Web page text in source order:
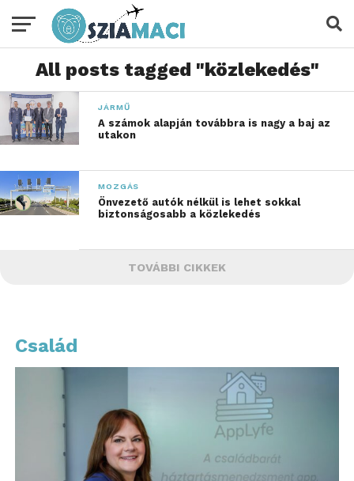
All posts tagged "közlekedés"
JÁRMŰ
A számok alapján továbbra is nagy a baj az
utakon
MOZGÁS
Önvezető autók nélkül is lehet sokkal
biztonságosabb a közlekedés
TOVÁBBI CIKKEK
Család